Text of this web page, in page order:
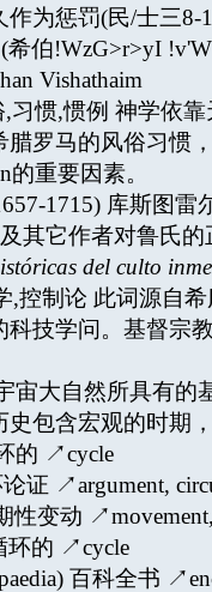
为惩罚(民/士三8-
(希伯!WzG>r>yI
Vishathaim
,习惯,惯例 神学依
腊罗马的风俗习惯
重要因素。
1715) 库斯图
其它作者对鲁氏
del culto
,控制论 此词源自
科技学问。基督宗
宙大自然所具有
史包含宏观的时期
的 ↗cycle
论证 ↗argument,
性变动
环的 ↗cycle
百科全书